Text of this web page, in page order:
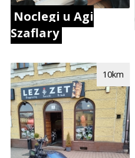
Noclegi u Agi
Szaflary
10km